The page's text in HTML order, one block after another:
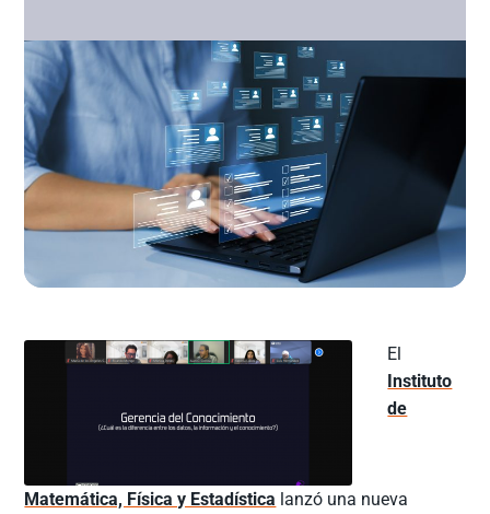
El
Instituto
de
Matemática, Física y Estadística lanzó una nueva